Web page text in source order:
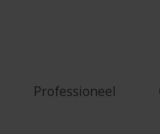
tegen
Professioneel